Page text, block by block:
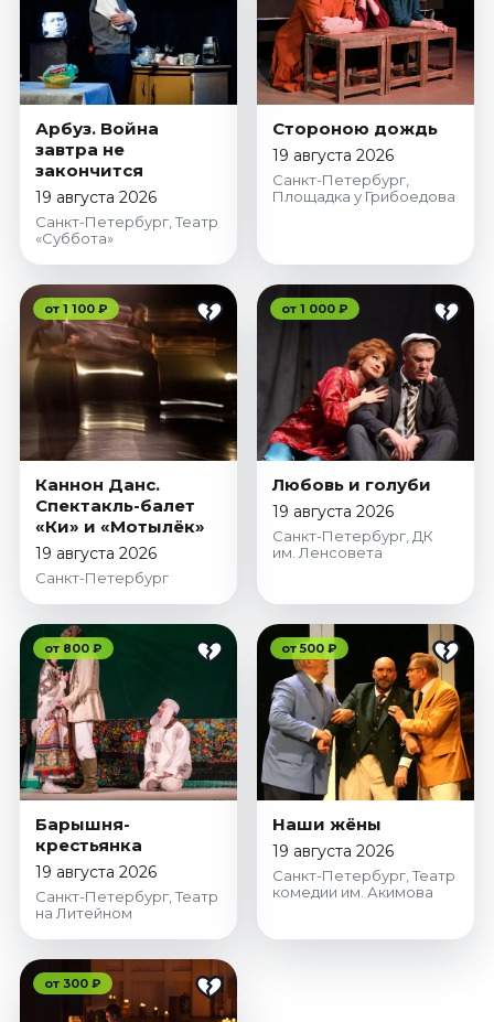
Арбуз. Война
завтра не
закончится
19 августа 2026
Санкт-Петербург, Театр
«Суббота»
Стороною дождь
19 августа 2026
Санкт-Петербург,
Площадка у Грибоедова
от 1 100 ₽
Каннон Данс.
Спектакль-балет
«Ки» и «Мотылёк»
19 августа 2026
Санкт-Петербург
от 1 000 ₽
Любовь и голуби
19 августа 2026
Санкт-Петербург, ДК
им. Ленсовета
от 800 ₽
Барышня-
крестьянка
19 августа 2026
Санкт-Петербург, Театр
на Литейном
от 500 ₽
Наши жёны
19 августа 2026
Санкт-Петербург, Театр
комедии им. Акимова
от 300 ₽